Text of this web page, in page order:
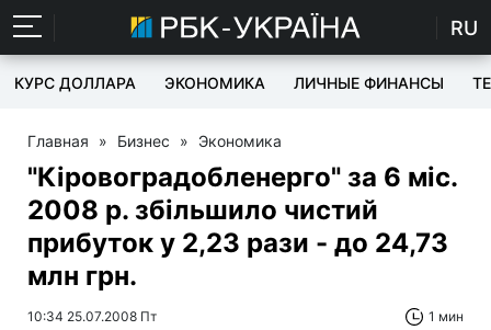
RU
КУРС ДОЛЛАРА ЭКОНОМИКА ЛИЧНЫЕ ФИНАНСЫ
Главная » Бизнес » Экономика
"Кіровоградобленерго" за 6 міс.
2008 р. збільшило чистий
прибуток у 2,23 рази - до 24,73
млн грн.
10:34 25.07.2008 Пт 1 мин